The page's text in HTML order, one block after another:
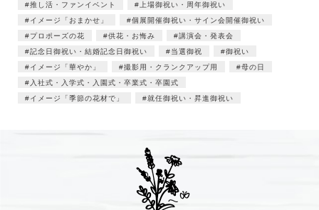
推し活・ファンイベント
上場御祝い・周年御祝い
イメージ「おまかせ」
個展開催御祝い・サイン会開催御祝い
プロポーズの花
供花・お悔み
講演会・発表会
記念日御祝い・結婚記念日御祝い
当選御祝
御祝い
イメージ「華やか」
撮影用・クランクアップ用
母の日
入社式・入学式・入園式・卒業式・卒園式
イメージ「季節の花材で」
就任御祝い・昇進御祝い